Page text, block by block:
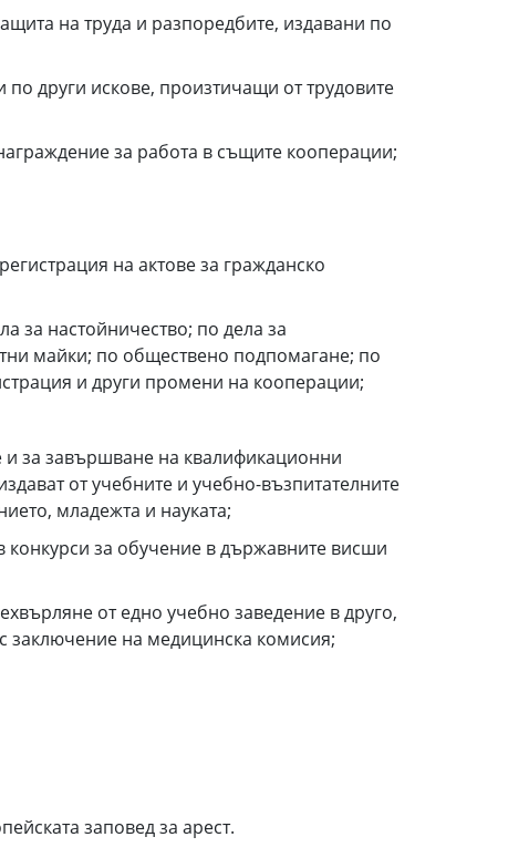
на труда и разпоредбите, издавани по
други искове, произтичащи от трудовите
за работа в същите кооперации;
на актове за гражданско
за настойничество; по дела за
майки; по обществено подпомагане; по
и други промени на кооперации;
и за завършване на квалификационни
от учебните и учебно-възпитателните
младежта и науката;
конкурси за обучение в държавните висши
от едно учебно заведение в друго,
заключение на медицинска комисия;
заповед за арест.